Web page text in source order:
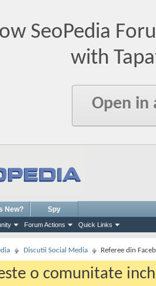
SeoPedia
with
Open in
Forum Actions Quick Links
New? Spy
Discutii Social Media Referee din
o comunitate